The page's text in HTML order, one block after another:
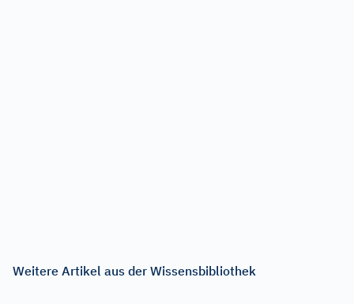
Weitere Artikel aus der Wissensbibliothek